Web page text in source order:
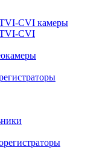
CVI камеры
CVI